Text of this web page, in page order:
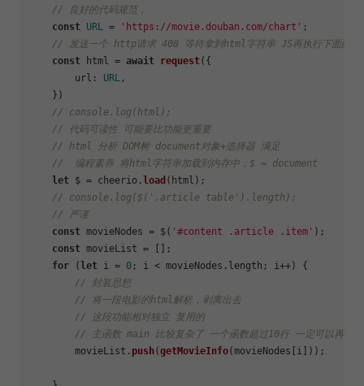
// 良好的代码规范，
const
URL = 'https://movie.douban.com/chart' ;
// 发送一个 http请求 408 等待拿到html字符串 JS再执行下面的代
const html = await request({
url : URL ,
    })
// console.log(html);
// 代码可读性 可能要比功能更重要
// html 分析 DOM树 document对象+选择器 满足
//  编程素养 将html字符串加载到内存中，$ = document
let $ = cheerio. load (html);
// console.log($('.article table').length);
// 严谨
const movieNodes = $( '#content .article .item' );
const movieList = [];
for ( let i = 0 ; i < movieNodes. length ; i++) {
// 封装思想
// 将一段电影的html解析，剥离出去
// 这段功能相对独立 复用的
// 主函数 main 比较复杂了 一个函数超过10行 一定可以再分
        movieList.
push(getMovieInfo(movieNodes[i]));